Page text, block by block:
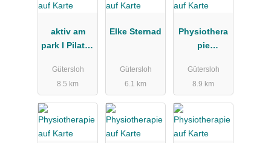
aktiv am
park I Pilates
Physiothera
pie I Nina
Witt
Gütersloh
8.5 km
Elke Sternad
Gütersloh
6.1 km
Physiothera
pie
Gütersloh
8.9 km